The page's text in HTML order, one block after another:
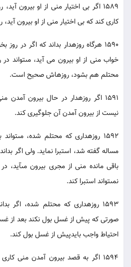
1589 اگر بى اختيار منى از او بيرون
كارى كند كه بى اختيار منى از او بيرون
1590 هرگاه روزه‏دار بداند كه اگر در
خواب منى از او بيرون مى آيد، مى‏تواند در
محتلم هم بشود، روزه‏اش صحيح است.
1591 اگر روزه‏دار در حال بيرون
نيست از بيرون آمدن آن جلوگيرى كند.
1592 روزه‏دارى كه محتلم شده،
مساله گفته شد، استبرا نمايد. ولى اگر
باقى مانده منى از مجرى بيرون مى‏آيد،
نمى‏تواند استبرا كند.
1593 روزه‏دارى كه محتلم شده، اگر
صورتى كه پيش از غسل بول نكند بعد از غسل
احتياط واجب بايدپيش از غسل بول كند.
1594 اگر به قصد بيرون آمدن منى